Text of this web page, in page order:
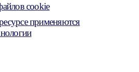
cookie
применяются